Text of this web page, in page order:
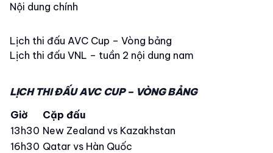
Nội dung chính
Lịch thi đấu AVC Cup – Vòng bảng
Lịch thi đấu VNL – tuần 2 nội dung nam
LỊCH THI ĐẤU AVC CUP – VÒNG BẢNG
Giờ
Cặp đấu
13h30 New Zealand vs Kazakhstan
16h30 Qatar vs Hàn Quốc